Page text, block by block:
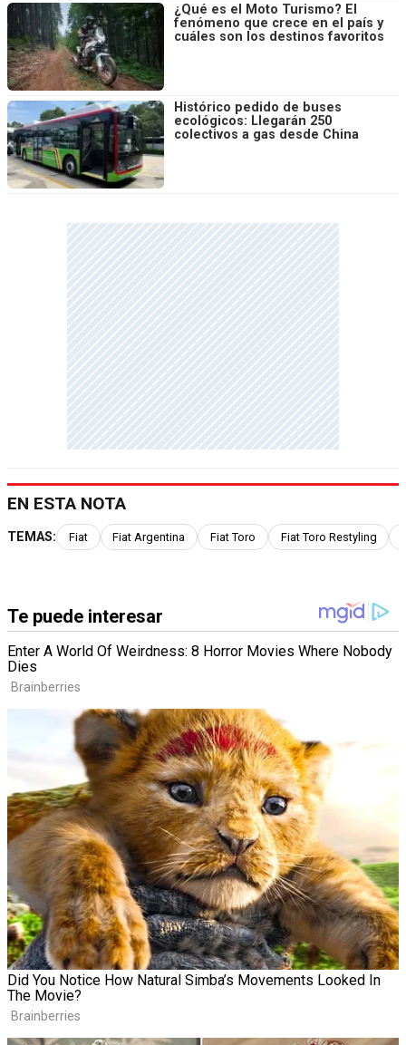
¿Qué es el Moto Turismo? El
fenómeno que crece en el país y
cuáles son los destinos favoritos
Histórico pedido de buses
ecológicos: Llegarán 250
colectivos a gas desde China
EN ESTA NOTA
TEMAS: Fiat Fiat Argentina Fiat Toro Fiat Toro Restyling